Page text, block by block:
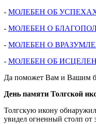
- МОЛЕБЕН ОБ
- МОЛЕБЕН О
- МОЛЕБЕН О
- МОЛЕБЕН ОБ
Да поможет Вам и Вашим
День памяти Толгской
Толгскую икону
увидел огненный столп от